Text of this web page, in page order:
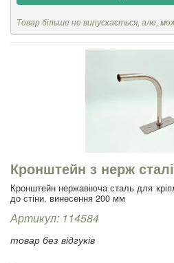
Товар більше не випускається, але,
Кронштейн з нерж
Кронштейн нержавіюча сталь для
до стіни, винесення 200 мм
Артикул: 114584
товар без відгуків